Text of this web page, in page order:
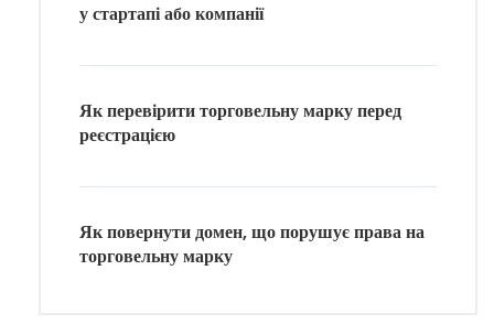
у стартапі або компанії
Як перевірити торговельну марку перед
реєстрацією
Як повернути домен, що порушує права на
торговельну марку